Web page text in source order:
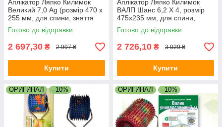
Аплікатор Ляпко Килимок
Великий 7,0 Ag (розмір 470 х
255 мм, для спини, зняття
болю, остеохондроз,
защемлення)
Готово до відправки
2 697,30 ₴ 2 997 ₴
Купити
Аплікатор Ляпко Килимок
ВАЛП Шанс 6,2 Х 4, розмір
475х235 мм, для спини,
хребта, знімає біль,
ущемлення
Готово до відправки
2 726,10 ₴ 3 029 ₴
Купити
ОРИГИНАЛ –10% ОРИГИНАЛ –10%